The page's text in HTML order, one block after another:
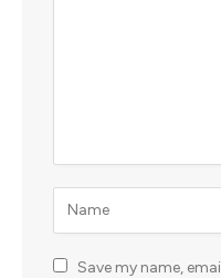
Save my name,